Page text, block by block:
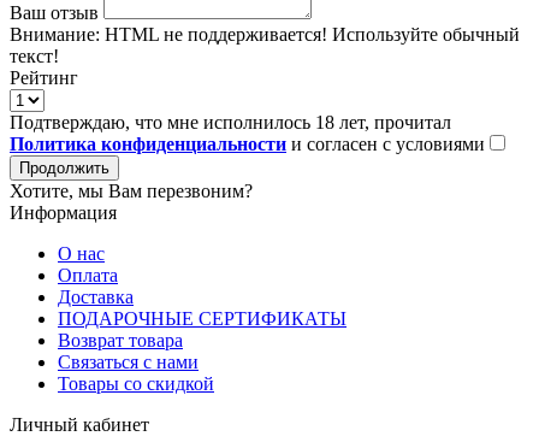
Ваш отзыв
Внимание: HTML не поддерживается! Используйте обычный
текст!
Рейтинг
Подтверждаю, что мне исполнилось 18 лет, прочитал
Политика конфиденциальности и согласен с условиями
Продолжить
Хотите, мы Вам перезвоним?
Информация
О нас
Оплата
Доставка
ПОДАРОЧНЫЕ СЕРТИФИКАТЫ
Возврат товара
Связаться с нами
Товары со скидкой
Личный кабинет